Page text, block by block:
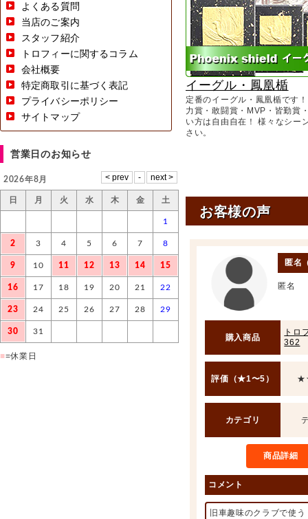
イーグル・鳳凰楯
定番のイーグル・鳳凰楯です
力賞・敢闘賞・MVP・皆勤賞
い方は自由自在！ 様々なシー
さい。
お客様の声
匿名
匿名
購入商品
トロ
362
評価（★1〜5）
カテゴリ
商品詳細
コメント
旧車趣味のクラブで使
よくある質問
当店のご案内
スタッフ紹介
トロフィーに関するコラム
会社概要
特定商取引に基づく表記
プライバシーポリシー
サイトマップ
営業日のお知らせ
2026年8月
日 月 火 水 木 金 土
1
2 3 4 5 6 7 8
9 10 11 12 13 14 15
16 17 18 19 20 21 22
23 24 25 26 27 28 29
30 31
■=休業日